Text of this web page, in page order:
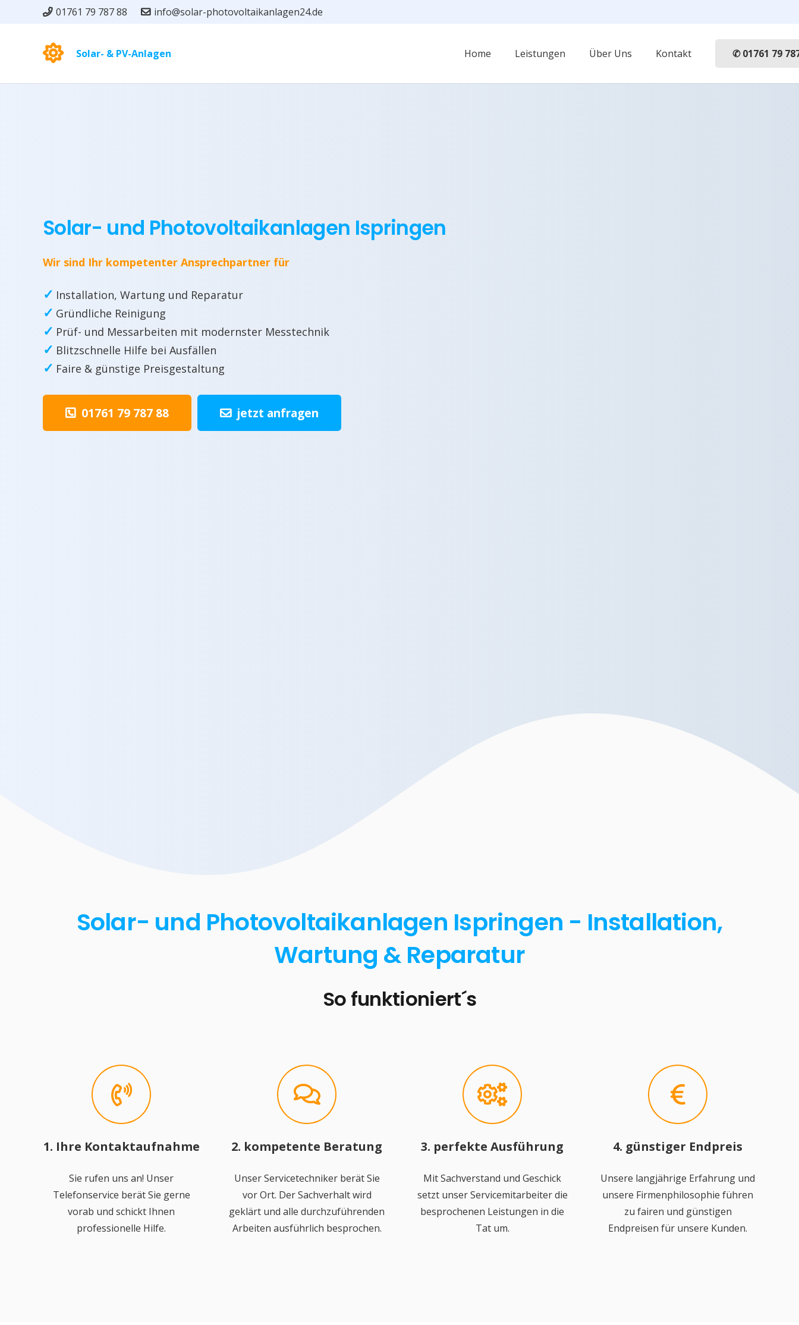
01761 79 787 88 info@solar-photovoltaikanlagen24.de
Solar- & PV-Anlagen Home Leistungen Über Uns Kontakt ✆ 01761 79
Solar- und Photovoltaikanlagen Ispringen
Wir sind Ihr kompetenter Ansprechpartner für
✓ Installation, Wartung und Reparatur
✓ Gründliche Reinigung
✓ Prüf- und Messarbeiten mit modernster Messtechnik
✓ Blitzschnelle Hilfe bei Ausfällen
✓ Faire & günstige Preisgestaltung
01761 79 787 88 jetzt anfragen
Solar- und Photovoltaikanlagen Ispringen - Installation,
Wartung & Reparatur
So funktioniert´s
1. Ihre Kontaktaufnahme
Sie rufen uns an! Unser
Telefonservice berät Sie gerne
vorab und schickt Ihnen
professionelle Hilfe.
2. kompetente Beratung
Unser Servicetechniker berät Sie
vor Ort. Der Sachverhalt wird
geklärt und alle durchzuführenden
Arbeiten ausführlich besprochen.
3. perfekte Ausführung
Mit Sachverstand und Geschick
setzt unser Servicemitarbeiter die
besprochenen Leistungen in die
Tat um.
4. günstiger Endpreis
Unsere langjährige Erfahrung und
unsere Firmenphilosophie führen
zu fairen und günstigen
Endpreisen für unsere Kunden.